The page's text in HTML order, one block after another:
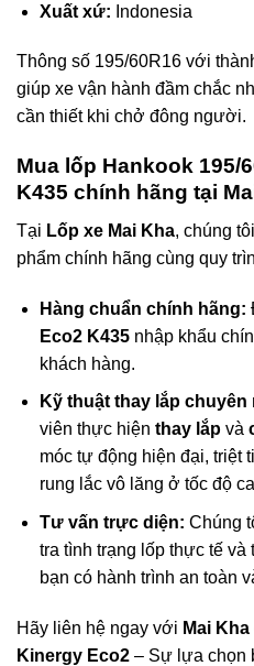
Xuất xứ: Indonesia
Thông số 195/60R16 với
giúp xe vận hành đầm chắc
cần thiết khi chở đông người.
Mua lốp Hankook 195/
K435 chính hãng tại
Tại Lốp xe Mai Kha, chúng
phẩm chính hãng cùng quy
Hàng chuẩn chính hãng:
Eco2 K435nhập khẩu
khách hàng.
Kỹ thuật thay lắp chuyên
viên thực hiện thay lắpvà
móc tự động hiện đại, triệt
rung lắc vô lăng ở tốc độ
Tư vấn trực diện: Chúng
tra tình trạng lốp thực tế
bạn có hành trình an toàn
Hãy liên hệ ngay với Mai Kha
Kinergy Eco2 – Sự lựa chọn